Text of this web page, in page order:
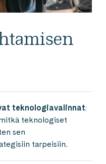
teknologiavalinnat:
teknologiset
sen
tarpeisiin.